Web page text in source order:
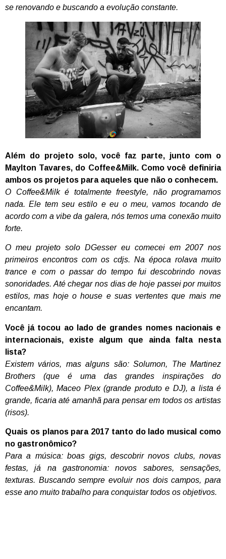
se renovando e buscando a evolução constante.
Além do projeto solo, você faz parte, junto com o
Maylton Tavares, do Coffee&Milk. Como você definiria
ambos os projetos para aqueles que não o conhecem.
O Coffee&Milk é totalmente freestyle, não programamos
nada. Ele tem seu estilo e eu o meu, vamos tocando de
acordo com a vibe da galera, nós temos uma conexão muito
forte.
O meu projeto solo DGesser eu comecei em 2007 nos
primeiros encontros com os cdjs. Na época rolava muito
trance e com o passar do tempo fui descobrindo novas
sonoridades. Até chegar nos dias de hoje passei por muitos
estilos, mas hoje o house e suas vertentes que mais me
encantam.
Você já tocou ao lado de grandes nomes nacionais e
internacionais, existe algum que ainda falta nesta
lista?
Existem vários, mas alguns são: Solumon, The Martinez
Brothers (que é uma das grandes inspirações do
Coffee&Milk), Maceo Plex (grande produto e DJ), a lista é
grande, ficaria até amanhã para pensar em todos os artistas
(risos).
Quais os planos para 2017 tanto do lado musical como
no gastronômico?
Para a música: boas gigs, descobrir novos clubs, novas
festas, já na gastronomia: novos sabores, sensações,
texturas. Buscando sempre evoluir nos dois campos, para
esse ano muito trabalho para conquistar todos os objetivos.